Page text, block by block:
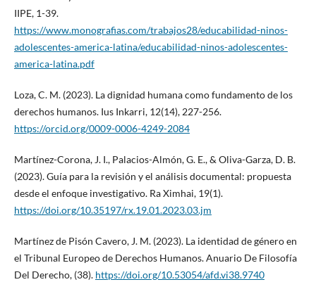
IIPE, 1-39.
https://www.monografias.com/trabajos28/educabilidad-ninos-
adolescentes-america-latina/educabilidad-ninos-adolescentes-
america-latina.pdf
Loza, C. M. (2023). La dignidad humana como fundamento de los
derechos humanos. Ius Inkarri, 12(14), 227-256.
https://orcid.org/0009-0006-4249-2084
Martínez-Corona, J. I., Palacios-Almón, G. E., & Oliva-Garza, D. B.
(2023). Guía para la revisión y el análisis documental: propuesta
desde el enfoque investigativo. Ra Ximhai, 19(1).
https://doi.org/10.35197/rx.19.01.2023.03.jm
Martínez de Pisón Cavero, J. M. (2023). La identidad de género en
el Tribunal Europeo de Derechos Humanos. Anuario De Filosofía
Del Derecho, (38). https://doi.org/10.53054/afd.vi38.9740